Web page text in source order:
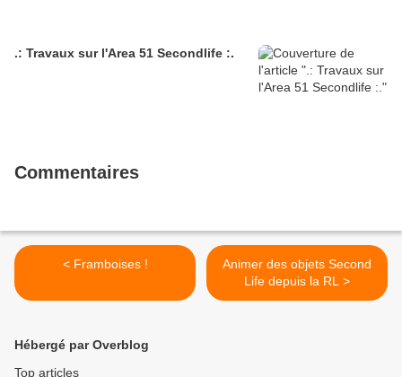
.: Travaux sur l'Area 51 Secondlife :.
Commentaires
< Framboises !
Animer des objets Second
Life depuis la RL >
Hébergé par Overblog
Top articles